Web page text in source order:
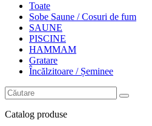
Toate
Sobe Saune / Cosuri de fum
SAUNE
PISCINE
HAMMAM
Gratare
Încălzitoare / Șeminee
Catalog produse